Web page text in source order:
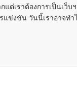
แต่เราต้องการเป็นเ
ข่งขัน วันนี้เราอาจทำ